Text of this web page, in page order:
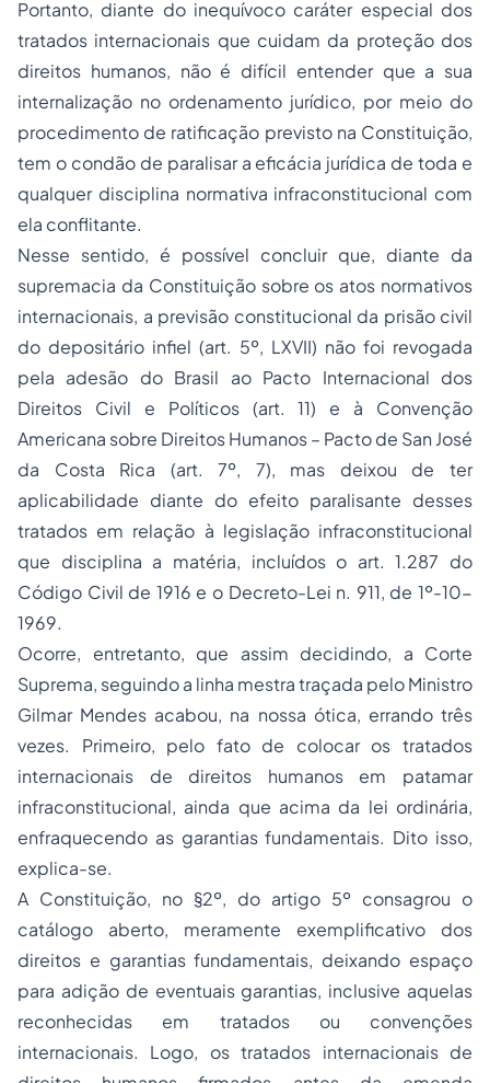
Portanto, diante do inequívoco caráter especial dos
tratados internacionais que cuidam da proteção dos
direitos humanos, não é difícil entender que a sua
internalização no ordenamento jurídico, por meio do
procedimento de ratificação previsto na Constituição,
tem o condão de paralisar a eficácia jurídica de toda e
qualquer disciplina normativa infraconstitucional com
ela conflitante.
Nesse sentido, é possível concluir que, diante da
supremacia da Constituição sobre os atos normativos
internacionais, a previsão constitucional da prisão civil
do depositário infiel (art. 5º, LXVII) não foi revogada
pela adesão do Brasil ao Pacto Internacional dos
Direitos Civil e Políticos (art. 11) e à Convenção
Americana sobre Direitos Humanos– Pacto de San José
da Costa Rica (art. 7º, 7), mas deixou de ter
aplicabilidade diante do efeito paralisante desses
tratados em relação à legislação infraconstitucional
que disciplina a matéria, incluídos o art. 1.287 do
Código Civil de 1916 e o Decreto-Lei n. 911, de 1º-10-
1969.
Ocorre, entretanto, que assim decidindo, a Corte
Suprema, seguindo a linha mestra traçada pelo Ministro
Gilmar Mendes acabou, na nossa ótica, errando três
vezes. Primeiro, pelo fato de colocar os tratados
internacionais de direitos humanos em patamar
infraconstitucional, ainda que acima da lei ordinária,
enfraquecendo as garantias fundamentais. Dito isso,
explica-se.
A Constituição, no §2º, do artigo 5º consagrou o
catálogo aberto, meramente exemplificativo dos
direitos e garantias fundamentais, deixando espaço
para adição de eventuais garantias, inclusive aquelas
reconhecidas em tratados ou convenções
internacionais. Logo, os tratados internacionais de